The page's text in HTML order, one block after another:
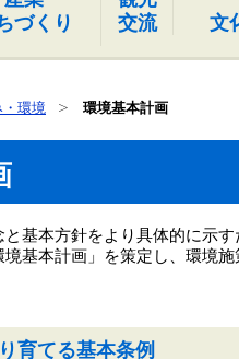
づくり
交流
文
・環境
環境基本計画
基本方針をより具体的に示
基本計画」を策定し、環境
育てる基本条例